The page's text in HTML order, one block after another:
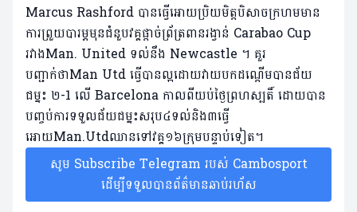
Marcus Rashford បានធ្វើអោយប្រិយមិត្តបិសាចក្រហមមាន
ការព្រួយបារម្ភមុនជំនួបវគ្គផ្តាច់ព្រ័ត្រពានរង្វាន់ Carabao Cup
រវាងMan. United ទល់នឹង Newcastle ។ គួរ
បញ្ជាក់ថាMan Utd ធ្វើបានល្អដោយវាយបកដណ្តើមបានជ័យ
ជម្នះ ២-1 លើ Barcelona កាលពីយប់ថ្ងៃព្រហស្បតិ៍ ដោយបាន
បញ្ចប់ការទទួលជ័យជម្នះសរុប៤ទល់និង៣ធ្វើ
អោយMan.Utdឈានទៅវគ្គ១៦ក្រុមបន្ទាប់ទៀត។
សូម Subscribe Telegram របស់ Cambosport
ដើម្បីទទួលបានព័ត៌មានឆាប់រហ័ស